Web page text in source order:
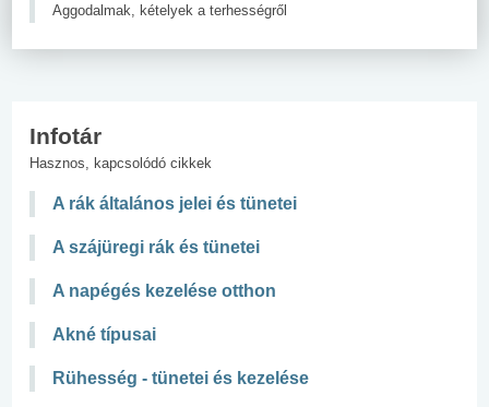
Aggodalmak, kételyek a terhességről
Infotár
Hasznos, kapcsolódó cikkek
A rák általános jelei és tünetei
A szájüregi rák és tünetei
A napégés kezelése otthon
Akné típusai
Rühesség - tünetei és kezelése